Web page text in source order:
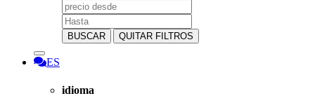
BUSCAR QUITAR FILTROS
ES
idioma